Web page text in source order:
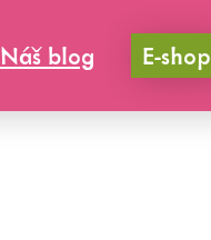
Náš blog E-shop